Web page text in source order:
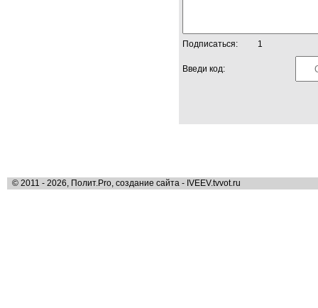
Подписаться: 1
Введи код:
© 2011 - 2026, Полит.Pro, создание сайта - IVEEV.tvvot.ru